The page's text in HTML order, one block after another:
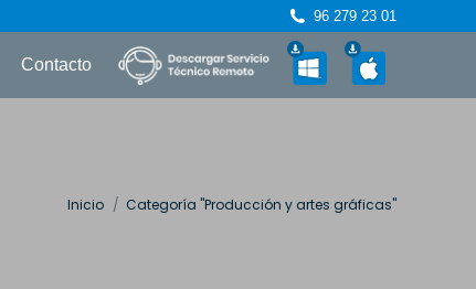
96 279 23 01
Contacto
Estás aquí:
Inicio Categoría "Producción y artes gráficas"